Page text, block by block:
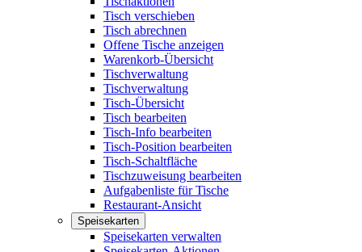
Tisch verschieben
Tisch abrechnen
Offene Tische anzeigen
Warenkorb-Übersicht
Tischverwaltung
Tischverwaltung
Tisch-Übersicht
Tisch bearbeiten
Tisch-Info bearbeiten
Tisch-Position bearbeiten
Tisch-Schaltfläche
Tischzuweisung bearbeiten
Aufgabenliste für Tische
Restaurant-Ansicht
Speisekarten
Speisekarten verwalten